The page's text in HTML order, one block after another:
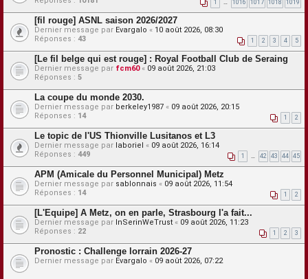
1 … 1016 1017 1018 1019
[fil rouge] ASNL saison 2026/2027
Dernier message par Evargalo « 10 août 2026, 08:30
Réponses : 43 1 2 3 4 5
[Le fil belge qui est rouge] : Royal Football Club de Seraing
Dernier message par fcm60« 09 août 2026, 21:03
Réponses : 5
La coupe du monde 2030.
Dernier message par berkeley1987 « 09 août 2026, 20:15
Réponses : 14 1 2
Le topic de l'US Thionville Lusitanos et L3
Dernier message par laboriel « 09 août 2026, 16:14
Réponses : 449 1 … 42 43 44 45
APM (Amicale du Personnel Municipal) Metz
Dernier message par sablonnais « 09 août 2026, 11:54
Réponses : 14 1 2
[L'Equipe] A Metz, on en parle, Strasbourg l'a fait...
Dernier message par InSerinWeTrust « 09 août 2026, 11:23
Réponses : 22 1 2 3
Pronostic : Challenge lorrain 2026-27
Dernier message par Evargalo « 09 août 2026, 07:22